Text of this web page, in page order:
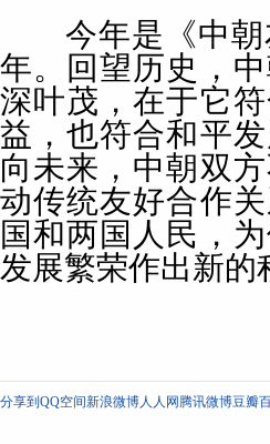
今年是《中朝
年。回望历史，
深叶茂，在于它
益，也符合和平
向未来，中朝双
动传统友好合作
国和两国人民，
发展繁荣作出新的
分享到 QQ空间新浪微博人人网 腾讯微博豆瓣